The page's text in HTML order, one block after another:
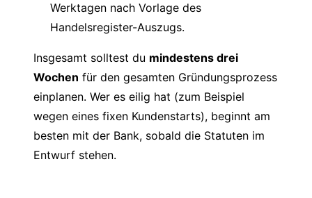
Werktagen nach Vorlage des
Handelsregister-Auszugs.
Insgesamt solltest du mindestens drei
Wochen für den gesamten Gründungsprozess
einplanen. Wer es eilig hat (zum Beispiel
wegen eines fixen Kundenstarts), beginnt am
besten mit der Bank, sobald die Statuten im
Entwurf stehen.